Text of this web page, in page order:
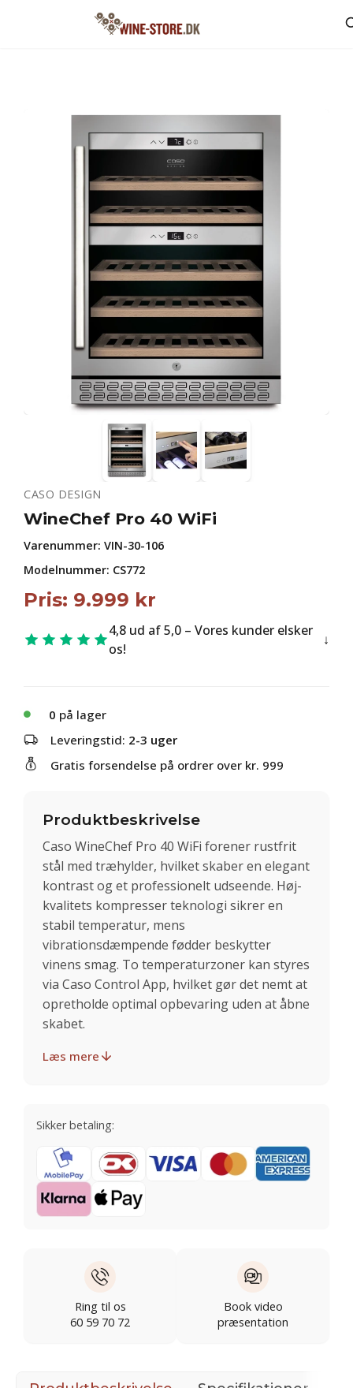
CASO DESIGN
WineChef Pro 40 WiFi
Varenummer: VIN-30-106
Modelnummer: CS772
Pris: 9.999 kr
4,8 ud af 5,0 – Vores kunder elsker
os!
0 på lager
Leveringstid: 2-3 uger
Gratis forsendelse på ordrer over kr. 999
Produktbeskrivelse
Caso WineChef Pro 40 WiFi forener rustfrit
stål med træhylder, hvilket skaber en elegant
kontrast og et professionelt udseende. Høj-
kvalitets kompresser teknologi sikrer en
stabil temperatur, mens
vibrationsdæmpende fødder beskytter
vinens smag. To temperaturzoner kan styres
via Caso Control App, hvilket gør det nemt at
opretholde optimal opbevaring uden at åbne
skabet.
Læs mere
Sikker betaling:
Ring til os
60 59 70 72
Book video
præsentation